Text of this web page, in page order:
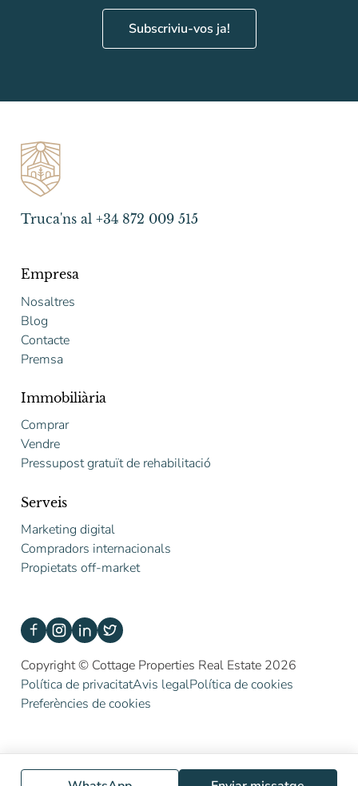
Subscriviu-vos ja!
Truca'ns al +34 872 009 515
Empresa
Nosaltres
Blog
Contacte
Premsa
Immobiliària
Comprar
Vendre
Pressupost gratuït de rehabilitació
Serveis
Marketing digital
Compradors internacionals
Propietats off-market
Copyright © Cottage Properties Real Estate 2026
Política de privacitatAvis legalPolítica de cookies
Preferències de cookies